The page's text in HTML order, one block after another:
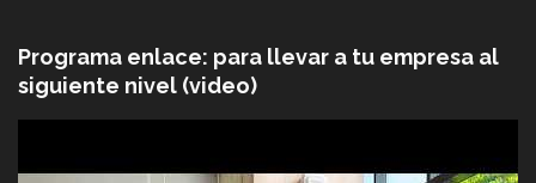
Programa enlace: para llevar a tu empresa al
siguiente nivel (video)